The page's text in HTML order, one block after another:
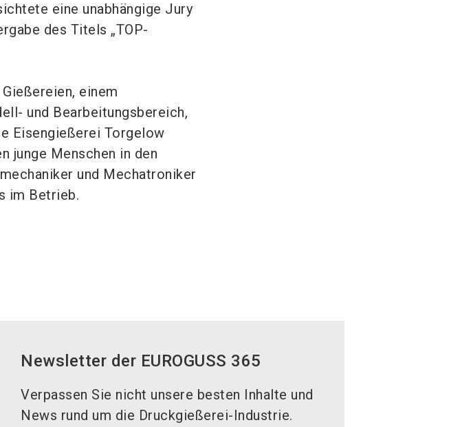
eine unabhängige Jury
des Titels „TOP-
einem
und Bearbeitungsbereich,
Eisengießerei Torgelow
junge Menschen in den
und Mechatroniker
im Betrieb.
Newsletter der EUROGUSS 365
Verpassen Sie nicht unsere besten Inhalte und
News rund um die Druckgießerei-Industrie.